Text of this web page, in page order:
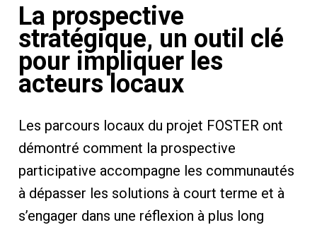
La prospective
stratégique, un outil clé
pour impliquer les
acteurs locaux
Les parcours locaux du projet FOSTER ont
démontré comment la prospective
participative accompagne les communautés
à dépasser les solutions à court terme et à
s’engager dans une réflexion à plus long